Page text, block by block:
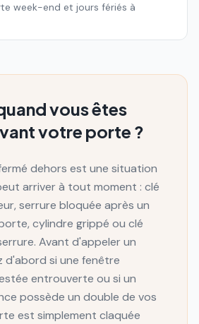
week-end et jours fériés à
vous êtes
votre porte ?
dehors est une situation
arriver à tout moment : clé
serrure bloquée après un
cylindre grippé ou clé
Avant d'appeler un
d'abord si une fenêtre
entrouverte ou si un
possède un double de vos
est simplement claquée